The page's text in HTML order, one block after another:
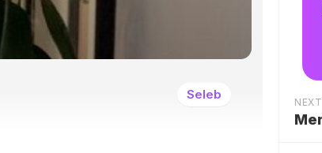
Seleb
NEXT